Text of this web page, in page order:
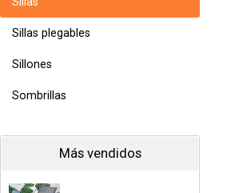
Sillas plegables
Sillones
Sombrillas
Más vendidos